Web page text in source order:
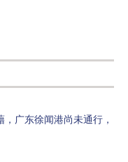
广东徐闻港尚未通行，